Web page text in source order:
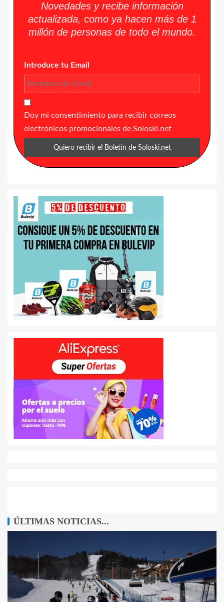
Novedades y recibe información
actualizada, como ya hacen más de 1
millón de personas de todo el mundo.
Introduce tu Email
Doy mi consentimiento para recibir correos
electrónicos promocionales de Soloski.net
ÚLTIMAS NOTICIAS...